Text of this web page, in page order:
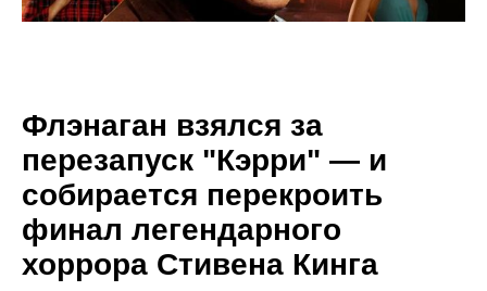
Флэнаган взялся за
перезапуск "Кэрри" — и
собирается перекроить
финал легендарного
хоррора Стивена Кинга